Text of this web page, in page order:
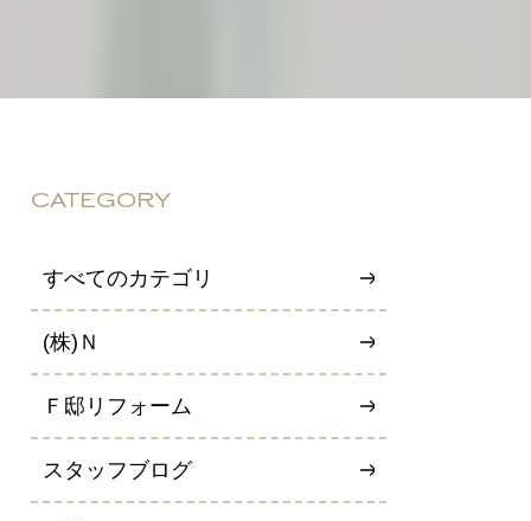
CATEGORY
すべてのカテゴリ
(株)Ｎ
Ｆ邸リフォーム
スタッフブログ